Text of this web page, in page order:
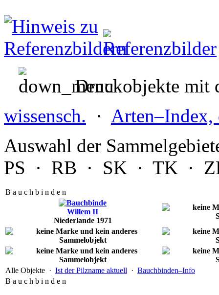
Druckobjekte mit
wissensch. · Arten–Index,
Auswahl der
PS · RB · SK · TK ·
B a u c h b i n d e n
Willem II
Niederlande 1971
Alle Objekte · Ist der Pilzname aktuell · Bauchbinden–Info
B a u c h b i n d e n